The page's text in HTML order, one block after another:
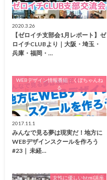
2020.3.26
【ゼロイチ支部会1月レポート】ゼ
ロイチCLUBより｜大阪・埼玉・
兵庫・福岡・…
WEBデザイン情報番組：くぼちゃんね
る
2017.11.1
みんなで見る夢は現実だ！地方に
WEBデザインスクールを作ろう
#23｜ 未経…
女性に優しいhtml講座